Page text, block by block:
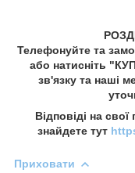
Телефонуйте та
або натисніть
зв'язку та наші
Відповіді на
знайдете тут
Приховати